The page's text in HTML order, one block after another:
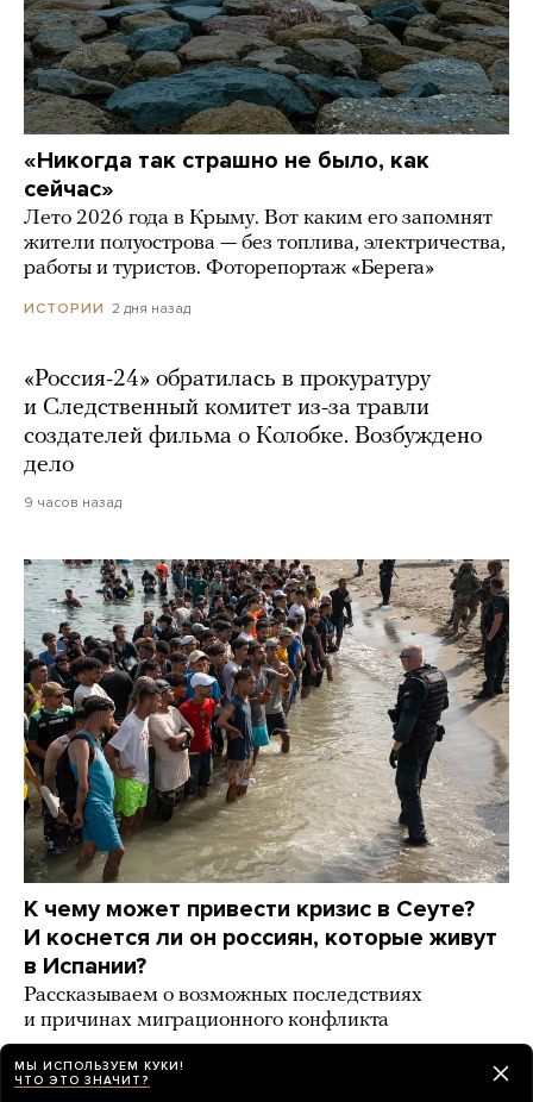
«Никогда так страшно не было, как
сейчас»
Лето 2026 года в Крыму. Вот каким его запомнят
жители полуострова — без топлива, электричества,
работы и туристов. Фоторепортаж «Берега»
ИСТОРИИ 2 дня назад
«Россия-24» обратилась в прокуратуру
и Следственный комитет из-за травли
создателей фильма о Колобке. Возбуждено
дело
9 часов назад
К чему может привести кризис в Сеуте?
И коснется ли он россиян, которые живут
в Испании?
Рассказываем о возможных последствиях
и причинах миграционного конфликта
ИСТОРИИ 12 часов назад
МЫ ИСПОЛЬЗУЕМ КУКИ!
ЧТО ЭТО ЗНАЧИТ?